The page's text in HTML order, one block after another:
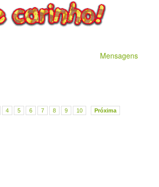
Mensagens
4 5 6 7 8 9 10 Próxima